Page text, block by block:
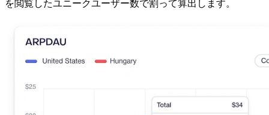
を閲覧したユニークユーザー数で割って算出します。